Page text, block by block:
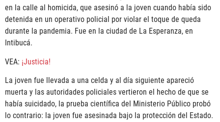
en la calle al homicida, que asesinó a la joven cuando había sido
detenida en un operativo policial por violar el toque de queda
durante la pandemia. Fue en la ciudad de La Esperanza, en
Intibucá.
VEA: ¡Justicia!
La joven fue llevada a una celda y al día siguiente apareció
muerta y las autoridades policiales vertieron el hecho de que se
había suicidado, la prueba científica del Ministerio Público probó
lo contrario: la joven fue asesinada bajo la protección del Estado.